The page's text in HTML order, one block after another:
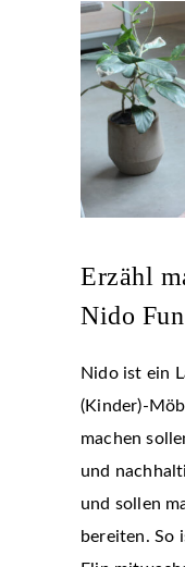
Erzähl
Nido
Nido ist ein
(Kinder)-
machen
und
und sollen
bereiten. So